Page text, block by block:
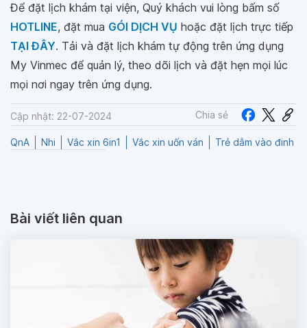
Để đặt lịch khám tại viện, Quý khách vui lòng bấm số
HOTLINE, đặt mua GÓI DỊCH VỤ hoặc đặt lịch trực tiếp
TẠI ĐÂY. Tải và đặt lịch khám tự động trên ứng dụng
My Vinmec để quản lý, theo dõi lịch và đặt hẹn mọi lúc
mọi nơi ngay trên ứng dụng.
Cập nhật: 22-07-2024 Chia sẻ
QnA Nhi Vắc xin 6in1 Vắc xin uốn ván Trẻ dẫm vào đinh
Bài viết liên quan